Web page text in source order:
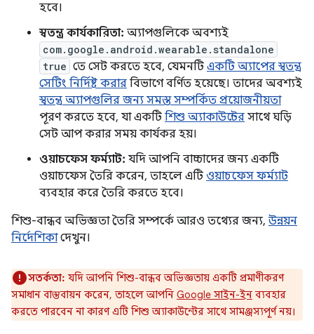
হবে।
স্বতন্ত্র কার্যকারিতা: অ্যাপগুলিকে অবশ্যই
com.google.android.wearable.standalone
true তে সেট করতে হবে, যেমনটি একটি অ্যাপের স্বতন্ত্র
সেটিং নির্দিষ্ট করার বিভাগে বর্ণিত হয়েছে। তাদের অবশ্যই
স্বতন্ত্র অ্যাপগুলির জন্য সমস্ত সম্পর্কিত প্রয়োজনীয়তা
পূরণ করতে হবে, যা একটি শিশু অ্যাকাউন্টের সাথে ঘড়ি
সেট আপ করার সময় কার্যকর হয়।
ওয়াচফেস ফর্ম্যাট: যদি আপনি বাচ্চাদের জন্য একটি
ওয়াচফেস তৈরি করেন, তাহলে এটি ওয়াচফেস ফর্ম্যাট
ব্যবহার করে তৈরি করতে হবে।
শিশু-বান্ধব অভিজ্ঞতা তৈরি সম্পর্কে আরও তথ্যের জন্য, উন্নয়ন
নির্দেশিকাদেখুন।
সতর্কতা: যদি আপনি শিশু-বান্ধব অভিজ্ঞতায় একটি প্রমাণীকরণ
সমাধান বাস্তবায়ন করেন, তাহলে আপনি Google সাইন-ইন ব্যবহার
করতে পারবেন না কারণ এটি শিশু অ্যাকাউন্টের সাথে সামঞ্জস্যপূর্ণ নয়।